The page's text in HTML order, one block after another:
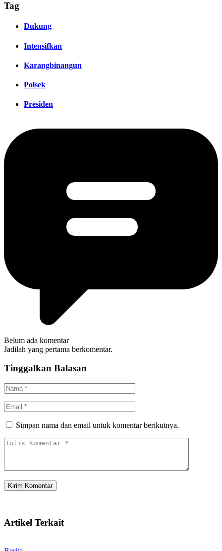
Tag
Dukung
Intensifkan
Karangbinangun
Polsek
Presiden
Belum ada komentar
Jadilah yang pertama berkomentar.
Tinggalkan Balasan
Simpan nama dan email untuk komentar berikutnya.
Artikel Terkait